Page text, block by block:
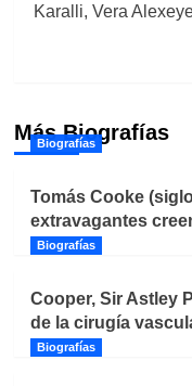
Karalli, Vera
Más Biografías
Biografías
Tomás Cooke
extravagantes
Biografías
Cooper, Sir Astley
de la cirugía
Biografías